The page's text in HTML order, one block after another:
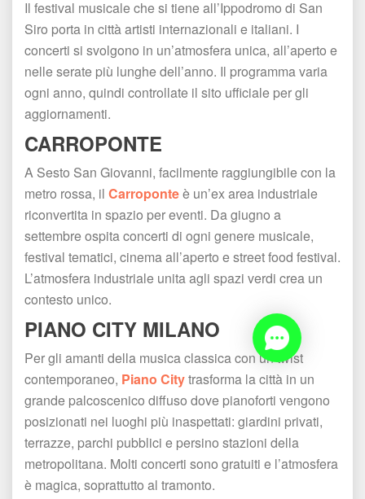
Il festival musicale che si tiene all’Ippodromo di San
Siro porta in città artisti internazionali e italiani. I
concerti si svolgono in un’atmosfera unica, all’aperto e
nelle serate più lunghe dell’anno. Il programma varia
ogni anno, quindi controllate il sito ufficiale per gli
aggiornamenti.
CARROPONTE
A Sesto San Giovanni, facilmente raggiungibile con la
metro rossa, il Carroponte è un’ex area industriale
riconvertita in spazio per eventi. Da giugno a
ettembre ospita concerti di ogni genere musicale,
festival tematici, cinema all’aperto e street food festival.
L’atmosfera industriale unita agli spazi verdi crea un
contesto unico.
PIANO CITY MILANO
Per gli amanti della musica classica con un twist
contemporaneo, Piano City trasforma la città in un
grande palcoscenico diffuso dove pianoforti vengono
posizionati nei luoghi più inaspettati: giardini privati,
terrazze, parchi pubblici e persino stazioni della
metropolitana. Molti concerti sono gratuiti e l’atmosfera
è magica, soprattutto al tramonto.